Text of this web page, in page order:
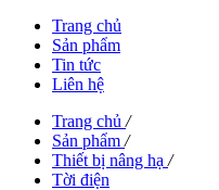
Trang chủ
Sản phẩm
Tin tức
Liên hệ
Trang chủ /
Sản phẩm /
Thiết bị nâng hạ /
Tời điện